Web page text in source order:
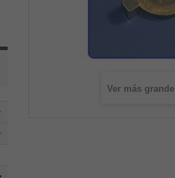
Ver más grande